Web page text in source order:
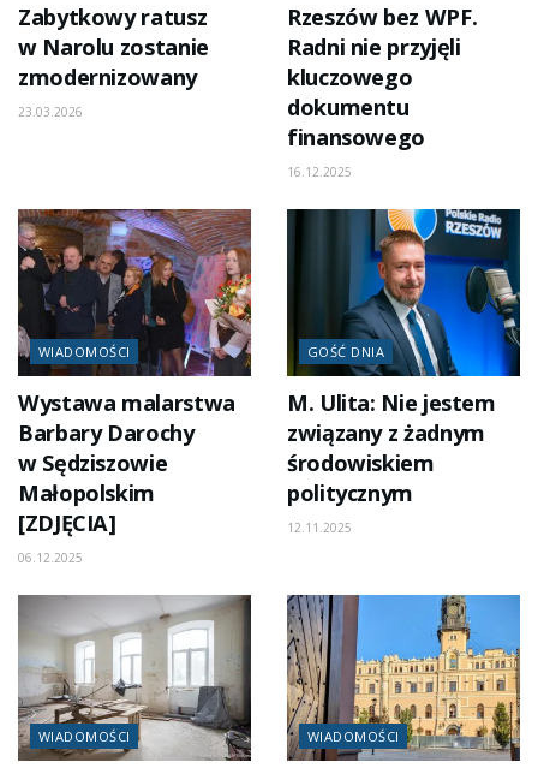
Zabytkowy ratusz
w Narolu zostanie
zmodernizowany
23.03.2026
Rzeszów bez WPF.
Radni nie przyjęli
kluczowego
dokumentu
finansowego
16.12.2025
WIADOMOŚCI
Wystawa malarstwa
Barbary Darochy
w Sędziszowie
Małopolskim
[ZDJĘCIA]
06.12.2025
GOŚĆ DNIA
M. Ulita: Nie jestem
związany z żadnym
środowiskiem
politycznym
12.11.2025
WIADOMOŚCI WIADOMOŚCI